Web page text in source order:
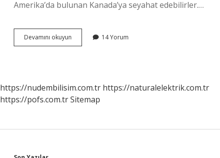
Amerika’da bulunan Kanada’ya seyahat edebilirler.…
Devamını okuyun
Vatandaşlığı
14 Yorum
https://nudembilisim.com.tr https://naturalelektrik.com.tr
https://pofs.com.trSitemap